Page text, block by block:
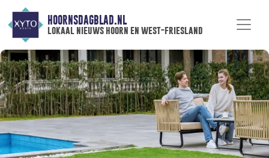
HOORNSDAGBLAD.NL
lokaal nieuws hoorn en west-friesland